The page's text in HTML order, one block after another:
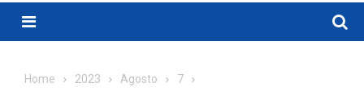
Menu
Home 2023 Agosto
7